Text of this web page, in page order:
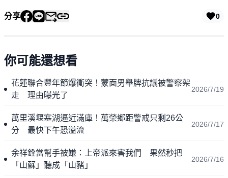
分享 0
你可能還想看
花蓮聯合豐年節爆衝突！蒙面男舉牌抗議被警察架
走 理由曝光了
2026/7/19
萬里溪堰塞湖逼近滿庫！萬榮鄉距警戒只剩26公
分 最快下午恐溢流
2026/7/17
余祥銓當幫手被嫌：上帝派來害我們 果然秒把
「山蘇」聽成「山豬」
2026/7/16